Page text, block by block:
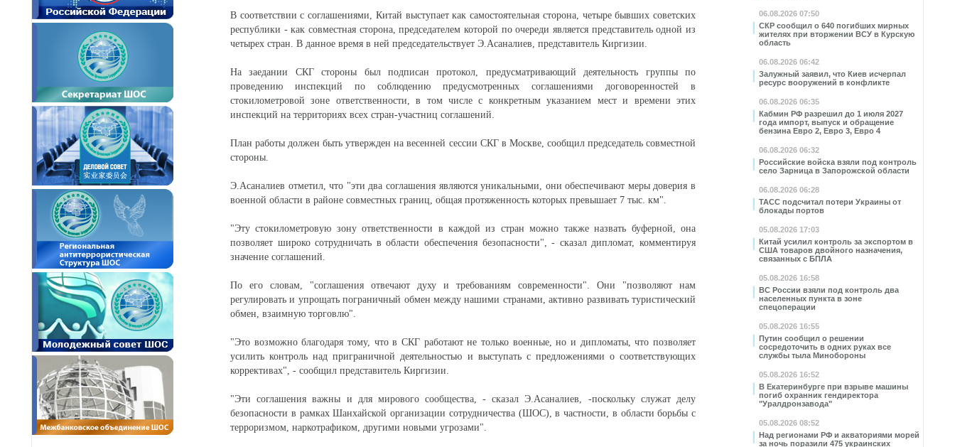
06.08.2026 07:50
СКР сообщил о 640 погибших мирных
жителях при вторжении ВСУ в Курскую
область
06.08.2026 06:42
Залужный заявил, что Киев исчерпал
ресурс вооружений в конфликте
06.08.2026 06:35
Кабмин РФ разрешил до 1 июля 2027
года импорт, выпуск и обращение
бензина Евро 2, Евро 3, Евро 4
06.08.2026 06:32
Российские войска взяли под контроль
село Зарница в Запорожской области
06.08.2026 06:28
ТАСС подсчитал потери Украины от
блокады портов
05.08.2026 17:03
Китай усилил контроль за экспортом в
США товаров двойного назначения,
связанных с БПЛА
05.08.2026 16:58
ВС России взяли под контроль два
населенных пункта в зоне
спецоперации
05.08.2026 16:55
Путин сообщил о решении
сосредоточить в одних руках все
службы тыла Минобороны
05.08.2026 16:52
В Екатеринбурге при взрыве машины
погиб охранник гендиректора
"Уралдронзавода"
05.08.2026 08:52
Над регионами РФ и акваториями морей
за ночь поразили 475 украинских
В соответствии с соглашениями, Китай выступает как самостоятельная сторона, четыре бывших советских
республики - как совместная сторона, председателем которой по очереди является представитель одной из
четырех стран. В данное время в ней председательствует Э.Асаналиев, представитель Киргизии.
На заедании СКГ стороны был подписан протокол, предусматривающий деятельность группы по
проведению инспекций по соблюдению предусмотренных соглашениями договоренностей в
стокилометровой зоне ответственности, в том числе с конкретным указанием мест и времени этих
инспекций на территориях всех стран-участниц соглашений.
План работы должен быть утвержден на весенней сессии СКГ в Москве, сообщил председатель совместной
стороны.
Э.Асаналиев отметил, что "эти два соглашения являются уникальными, они обеспечивают меры доверия в
военной области в районе совместных границ, общая протяженность которых превышает 7 тыс. км".
"Эту стокилометровую зону ответственности в каждой из стран можно также назвать буферной, она
позволяет широко сотрудничать в области обеспечения безопасности", - сказал дипломат, комментируя
значение соглашений.
По его словам, "соглашения отвечают духу и требованиям современности". Они "позволяют нам
регулировать и упрощать пограничный обмен между нашими странами, активно развивать туристический
обмен, взаимную торговлю".
"Это возможно благодаря тому, что в СКГ работают не только военные, но и дипломаты, что позволяет
усилить контроль над приграничной деятельностью и выступать с предложениями о соответствующих
коррективах", - сообщил представитель Киргизии.
"Эти соглашения важны и для мирового сообщества, - сказал Э.Асаналиев, -поскольку служат делу
безопасности в рамках Шанхайской организации сотрудничества (ШОС), в частности, в области борьбы с
терроризмом, наркотрафиком, другими новыми угрозами".